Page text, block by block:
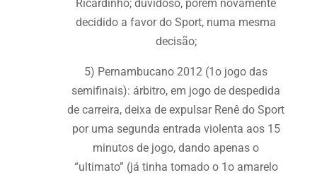
Ricardinho; duvidoso, porém novamente
decidido a favor do Sport, numa mesma
decisão;
5) Pernambucano 2012 (1o jogo das
semifinais): árbitro, em jogo de despedida
de carreira, deixa de expulsar Renê do Sport
por uma segunda entrada violenta aos 15
minutos de jogo, dando apenas o
“ultimato” (já tinha tomado o 1o amarelo